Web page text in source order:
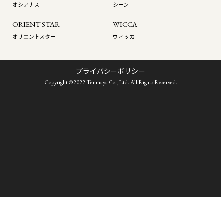
オシアナス シーン
ORIENT STAR
オリエントスター
WICCA
ウィッカ
プライバシーポリシー
Copyright © 2022 Tenmaya Co.,Ltd. All Rights Reserved.